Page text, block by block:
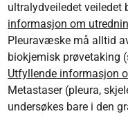
ultralydveiledet
informasjon om
Pleuravæske må alltid
biokjemisk prøvetaking
Utfyllende informasjon
Metastaser (pleura,
undersøkes bare i den